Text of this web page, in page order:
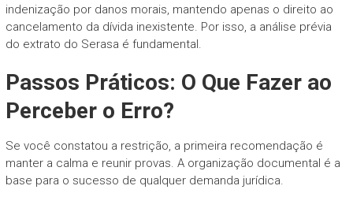
indenização por danos morais, mantendo apenas o direito ao
cancelamento da dívida inexistente. Por isso, a análise prévia
do extrato do Serasa é fundamental.
Passos Práticos: O Que Fazer ao
Perceber o Erro?
Se você constatou a restrição, a primeira recomendação é
manter a calma e reunir provas. A organização documental é a
base para o sucesso de qualquer demanda jurídica.